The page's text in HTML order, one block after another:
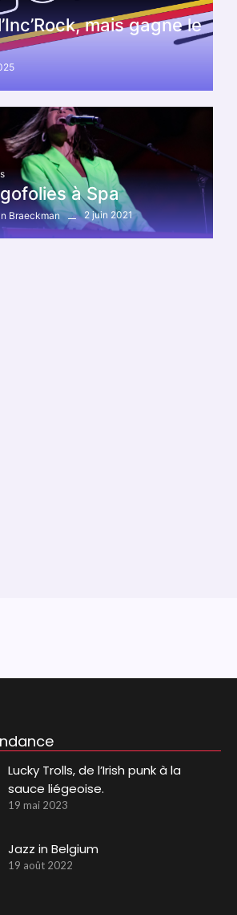
mais gagne le
à Spa
Braeckman 2 juin 2021
Lucky Trolls, de l’Irish punk à la
sauce liégeoise.
19 mai 2023
Jazz in Belgium
19 août 2022